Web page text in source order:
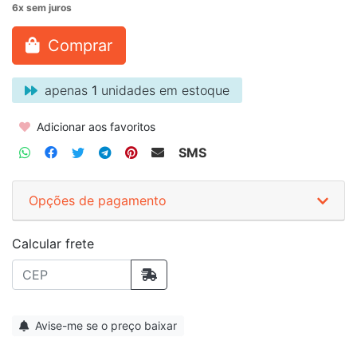
Comprar
apenas 1 unidades em estoque
Adicionar aos favoritos
SMS
Opções de pagamento
Calcular frete
Avise-me se o preço baixar